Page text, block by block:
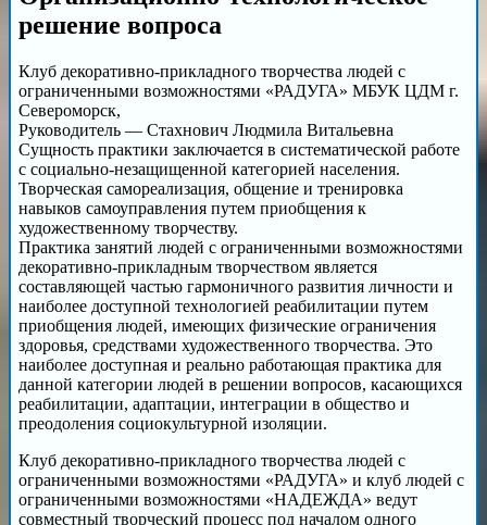
решение вопроса
Клуб декоративно-прикладного творчества людей с
ограниченными возможностями «РАДУГА» МБУК ЦДМ г.
Североморск,
Руководитель — Стахнович Людмила Витальевна
Сущность практики заключается в систематической работе
с социально-незащищенной категорией населения.
Творческая самореализация, общение и тренировка
навыков самоуправления путем приобщения к
художественному творчеству.
Практика занятий людей с ограниченными возможностями
декоративно-прикладным творчеством является
составляющей частью гармоничного развития личности и
наиболее доступной технологией реабилитации путем
приобщения людей, имеющих физические ограничения
здоровья, средствами художественного творчества. Это
наиболее доступная и реально работающая практика для
данной категории людей в решении вопросов, касающихся
реабилитации, адаптации, интеграции в общество и
преодоления социокультурной изоляции.
Клуб декоративно-прикладного творчества людей с
ограниченными возможностями «РАДУГА» и клуб людей с
ограниченными возможностями «НАДЕЖДА» ведут
совместный творческий процесс под началом одного